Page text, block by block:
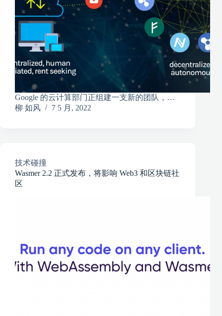
Google 的云计算部门正组建一支新的团队，…
柳 如风
7 5 月, 2022
技术碰撞
Wasmer 2.2 正式发布，将影响 Web3 和区块链社
区